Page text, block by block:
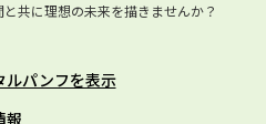
共に理想の未来を描きませんか？
ルパンフを表示
報